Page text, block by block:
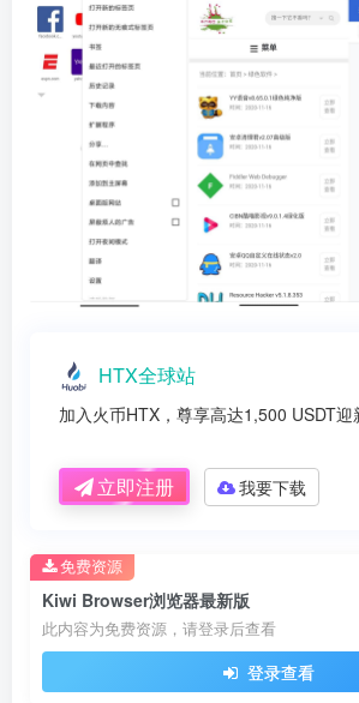
HTX全球站
加入火币HTX，尊享高达1,500 USDT迎
立即注册 我要下载
Kiwi Browser浏览器最新版
此内容为免费资源，请登录后查看
登录查看
免费资源